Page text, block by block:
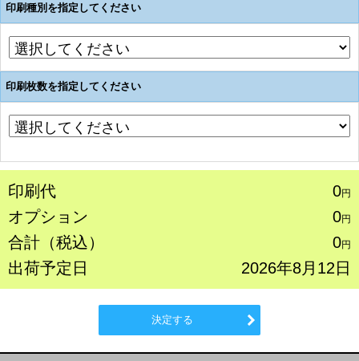
印刷種別を指定してください
印刷枚数を指定してください
印刷代 0円
オプション 0円
合計（税込） 0円
出荷予定日 2026年8月12日
決定する